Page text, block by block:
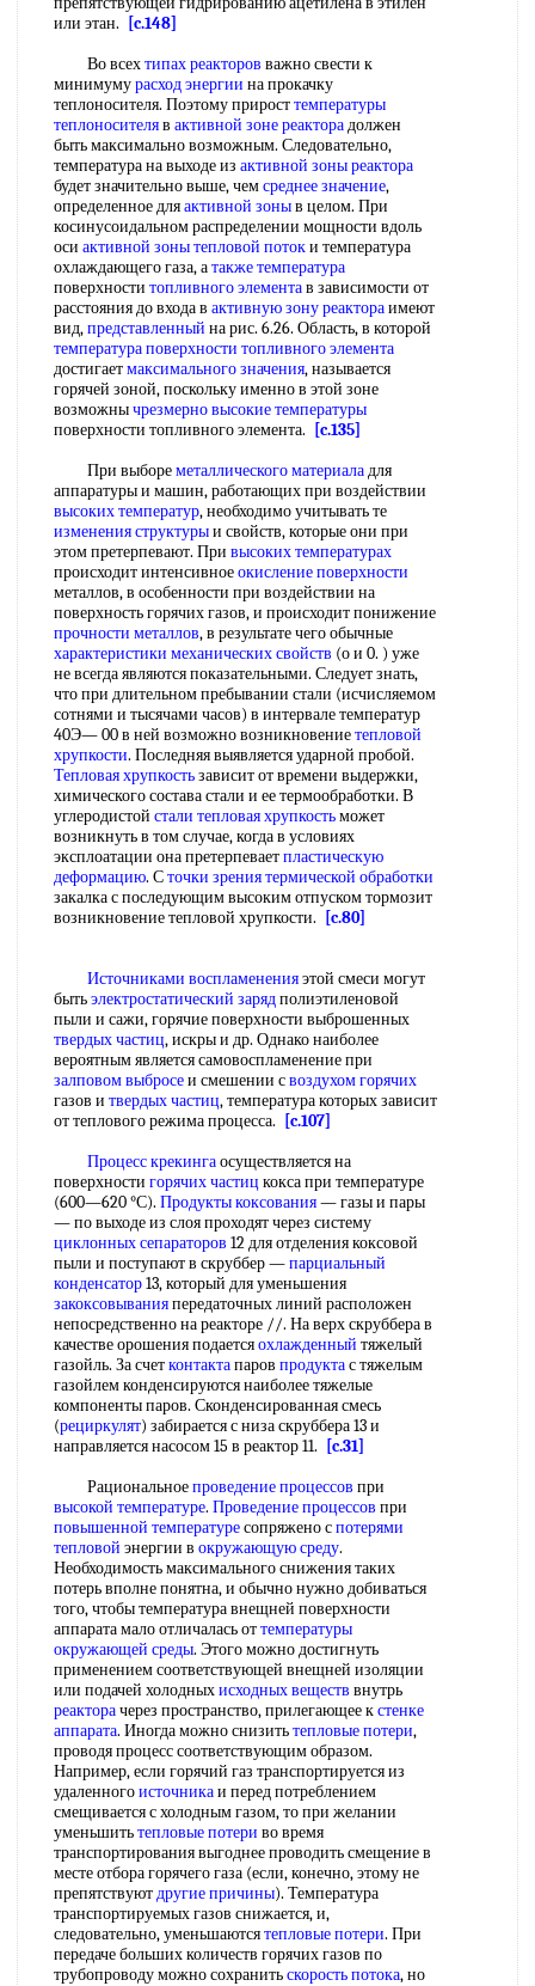
или этан.
[c.148]
Во всехтипах реакторов важно свести к
минимумурасход энергии на прокачку
теплоносителя. Поэтому приросттемпературы
теплоносителяв активной зонереакторадолжен
быть максимально возможным. Следовательно,
температура на выходе из активной зоныреактора
будет значительно выше, чемсреднее значение,
определенное дляактивной зоныв целом. При
косинусоидальном распределении мощности вдоль
оси активной зонытепловой потоки температура
охлаждающего газа, атакже температура
поверхности топливного элементав зависимости от
расстояния до входа в активную зонуреактораимеют
вид,представленный на рис. 6.26. Область, в которой
температура поверхности топливного элемента
достигаетмаксимального значения, называется
горячей зоной, поскольку именно в этой зоне
возможнычрезмерновысокие температуры
поверхности топливного элемента.
[c.135]
При выбореметаллического материаладля
аппаратуры и машин, работающих при воздействии
высоких температур, необходимо учитывать те
изменения структурыи свойств, которые они при
этом претерпевают. При высоких температурах
происходит интенсивноеокисление поверхности
металлов, в особенности при воздействии на
поверхность горячих газов, и происходит понижение
прочности металлов, в результате чего обычные
характеристики механических свойств (о и 0. ) уже
не всегда являются показательными. Следует знать,
что при длительном пребывании стали (исчисляемом
сотнями и тысячами часов) в интервале температур
40Э— 00 в ней возможно возникновениетепловой
хрупкости. Последняя выявляется ударной пробой.
Тепловая хрупкостьзависит от времени выдержки,
химического состава стали и ее термообработки. В
углеродистой стали тепловая хрупкостьможет
возникнуть в том случае, когда в условиях
эксплоатации она претерпеваетпластическую
деформацию. Сточки зрениятермической обработки
закалка с последующим высоким отпуском тормозит
возникновение тепловой хрупкости.
[c.80]
Источниками воспламененияэтой смеси могут
бытьэлектростатический зарядполиэтиленовой
пыли и сажи, горячие поверхности выброшенных
твердых частиц, искры и др. Однако наиболее
вероятным является самовоспламенение при
залповом выбросеи смешении своздухом горячих
газов и твердых частиц, температура которых зависит
от теплового режима процесса.
[c.107]
Процесс крекингаосуществляется на
поверхности горячих частиц кокса при температуре
(600—620 °С). Продукты коксования— газы и пары
— по выходе из слоя проходят через систему
циклонных сепараторов 12 для отделения коксовой
пыли и поступают в скруббер —парциальный
конденсатор13, который для уменьшения
закоксовыванияпередаточных линий расположен
непосредственно на реакторе //. На верх скруббера в
качестве орошения подаетсяохлажденный тяжелый
газойль. За счетконтактапаров продуктас тяжелым
газойлем конденсируются наиболее тяжелые
компоненты паров. Сконденсированная смесь
(рециркулят) забирается с низа скруббера 13 и
направляется насосом 15 в реактор 11.
[c.31]
Рациональноепроведение процессов при
высокой температуре. Проведение процессов при
повышенной температуресопряжено спотерями
тепловой энергии в окружающую среду.
Необходимость максимального снижения таких
потерь вполне понятна, и обычно нужно добиваться
того, чтобы температура внещней поверхности
аппарата мало отличалась оттемпературы
окружающей среды. Этого можно достигнуть
применением соответствующей внещней изоляции
или подачей холодныхисходных веществ внутрь
реакторачерез пространство, прилегающее кстенке
аппарата. Иногда можно снизитьтепловые потери,
проводя процесс соответствующим образом.
Например, если горячий газ транспортируется из
удаленногоисточникаи перед потреблением
смещивается с холодным газом, то при желании
уменьшитьтепловые потери во время
транспортирования выгоднее проводить смещение в
месте отбора горячего газа (если, конечно, этому не
препятствуютдругие причины). Температура
транспортируемых газов снижается, и,
следовательно, уменьшаютсятепловые потери. При
передаче больших количеств горячих газов по
трубопроводу можно сохранитьскорость потока, но